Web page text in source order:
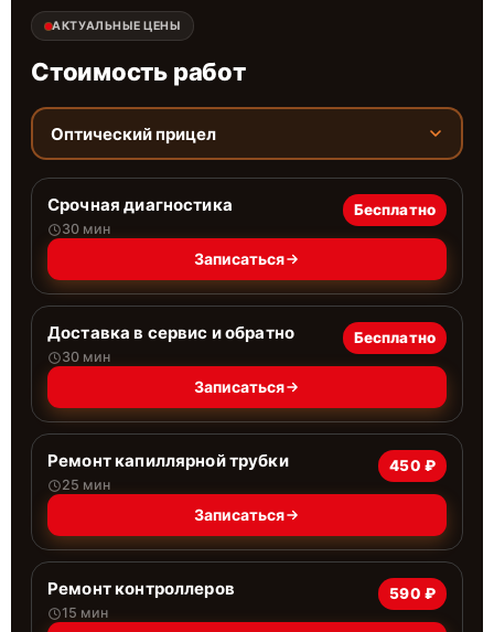
АКТУАЛЬНЫЕ ЦЕНЫ
Стоимость работ
Оптический прицел
Срочная диагностика
30 мин
Бесплатно
Записаться
Доставка в сервис и обратно
30 мин
Бесплатно
Записаться
Ремонт капиллярной трубки
25 мин
450 ₽
Записаться
Ремонт контроллеров
15 мин
590 ₽